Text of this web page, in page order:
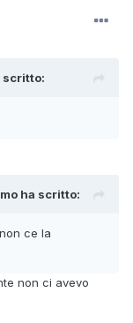
scritto:
ha scritto:
ce la
non ci avevo